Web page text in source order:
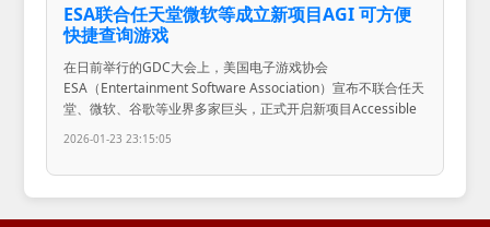
ESA联合任天堂微软等成立新项目AGI 可方便
快捷查询游戏
在日前举行的GDC大会上，美国电子游戏协会
ESA（Entertainment Software Association）宣布不联合任天
堂、微软、谷歌等业界多家巨头，正式开启新项目Accessible
2026-01-23 23:15:05